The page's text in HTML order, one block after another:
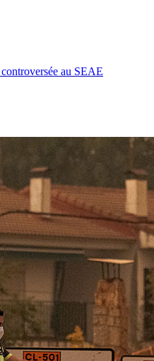
au SEAE